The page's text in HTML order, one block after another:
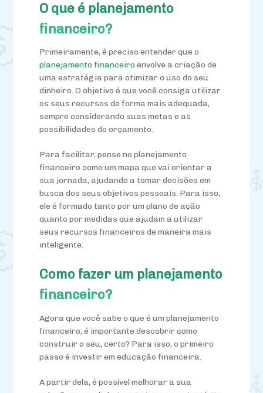
O que é planejamento
financeiro?
Primeiramente, é preciso entender que o
planejamento financeiroenvolve a criação de
uma estratégia para otimizar o uso do seu
dinheiro. O objetivo é que você consiga utilizar
os seus recursos de forma mais adequada,
sempre considerando suas metas e as
possibilidades do orçamento.
Para facilitar, pense no planejamento
financeiro como um mapa que vai orientar a
sua jornada, ajudando a tomar decisões em
busca dos seus objetivos pessoais. Para isso,
ele é formado tanto por um plano de ação
quanto por medidas que ajudam a utilizar
seus recursos financeiros de maneira mais
inteligente.
Como fazer um planejamento
financeiro?
Agora que você sabe o que é um planejamento
financeiro, é importante descobrir como
construir o seu, certo? Para isso, o primeiro
passo é investir em educação financeira.
A partir dela, é possível melhorar a sua